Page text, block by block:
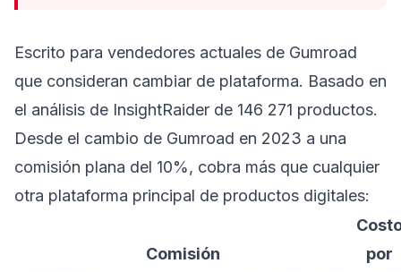
Escrito para vendedores actuales de Gumroad
que consideran cambiar de plataforma. Basado en
el análisis de InsightRaider de 146 271 productos.
Desde el cambio de Gumroad en 2023 a una
comisión plana del 10%, cobra más que cualquier
otra plataforma principal de productos digitales:
Comisión
por